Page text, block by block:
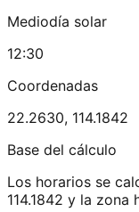
Mediodía solar
12:30
Coordenadas
22.2630, 114.1842
Base del cálculo
Los horarios se
114.1842 y la zona